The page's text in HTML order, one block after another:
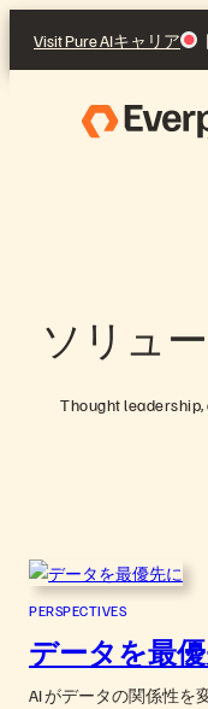
content
Visit Pure AIキャリア
ソリュ
Thought leadership,
PERSPECTIVES
データを最
AI がデータの関係性を